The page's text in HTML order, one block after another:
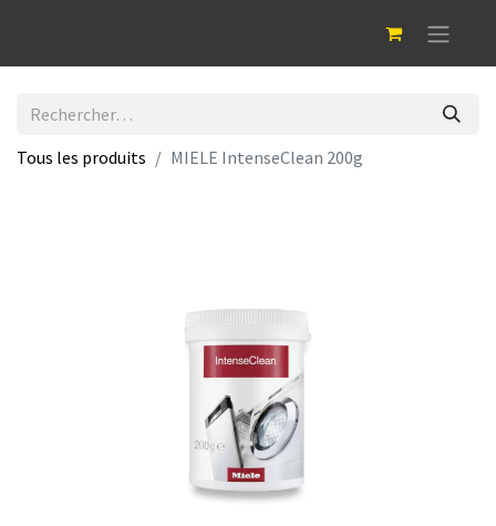
Tous les produits MIELE IntenseClean 200g